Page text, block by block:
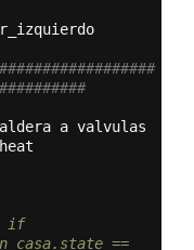
a valvulas
if
==